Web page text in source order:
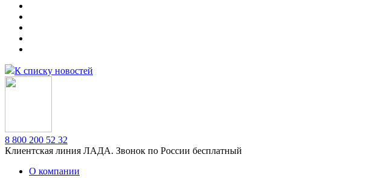
К списку новостей
8 800 200 52 32
Клиентская линия ЛАДА. Звонок по России бесплатный
О компании